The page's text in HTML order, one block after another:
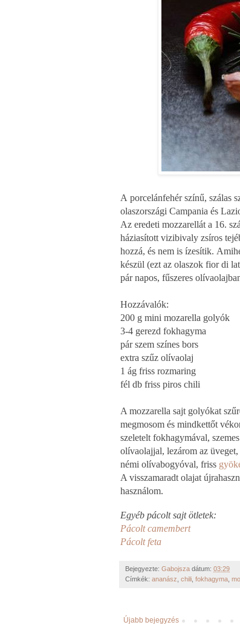
A porcelánfehér színű, szálas
olaszországi Campania és
Az eredeti mozzarellát a 16.
háziasított vizibivaly zsíros
hozzá, és nem is ízesítik.
készül (ezt az olaszok fior di
pár napos, fűszeres
Hozzávalók:
200 g mini mozarella golyók
3-4 gerezd fokhagyma
pár szem színes bors
extra szűz olívaolaj
1 ág friss rozmaring
fél db friss piros chili
A mozzarella sajt golyókat
megmosom és mindkettőt
szeletelt fokhagymával,
olívaolajjal, lezárom az
némi olívabogyóval, friss
A visszamaradt olajat
használom.
Egyéb pácolt sajt ötletek:
Pácolt camembert
Pácolt feta
Bejegyezte: Gabojsza dátum: 03:29
Címkék: ananász chili fokhagyma
Újabb bejegyzés